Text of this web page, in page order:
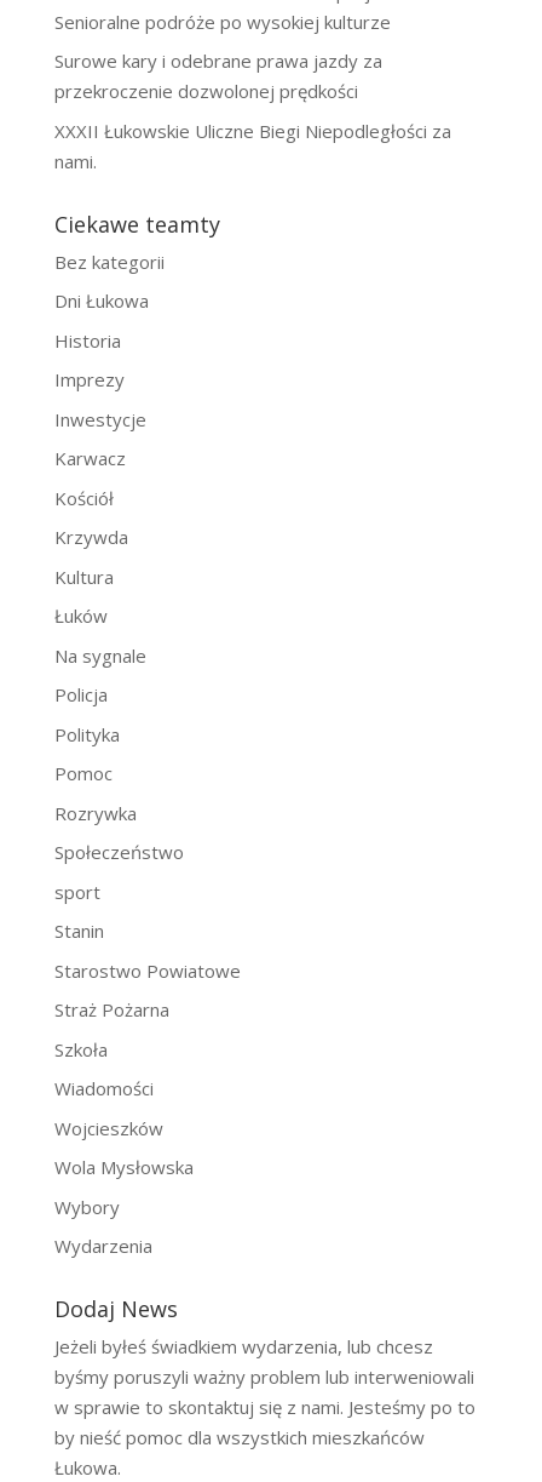
Senioralne podróże po wysokiej kulturze
Surowe kary i odebrane prawa jazdy za
przekroczenie dozwolonej prędkości
XXXII Łukowskie Uliczne Biegi Niepodległości za
nami.
Ciekawe teamty
Bez kategorii
Dni Łukowa
Historia
Imprezy
Inwestycje
Karwacz
Kościół
Krzywda
Kultura
Łuków
Na sygnale
Policja
Polityka
Pomoc
Rozrywka
Społeczeństwo
sport
Stanin
Starostwo Powiatowe
Straż Pożarna
Szkoła
Wiadomości
Wojcieszków
Wola Mysłowska
Wybory
Wydarzenia
Dodaj News
Jeżeli byłeś świadkiem wydarzenia, lub chcesz
byśmy poruszyli ważny problem lub interweniowali
w sprawie to skontaktuj się z nami. Jesteśmy po to
by nieść pomoc dla wszystkich mieszkańców
Łukowa.